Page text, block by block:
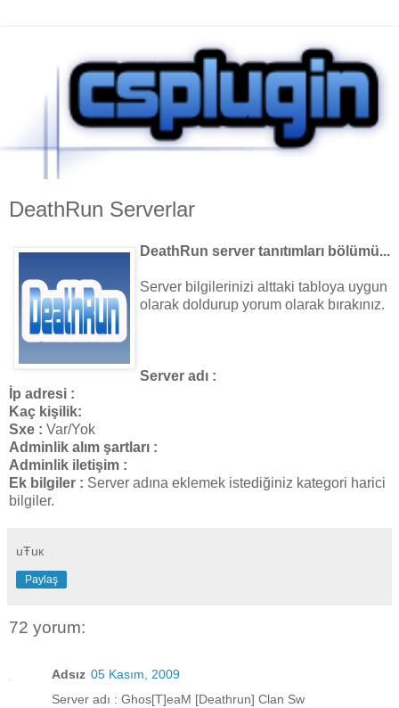
DeathRun Serverlar
DeathRun server tanıtımları bölümü...
Server bilgilerinizi alttaki tabloya uygun
olarak doldurup yorum olarak bırakınız.
Server adı :
İp adresi :
Kaç kişilik:
Sxe : Var/Yok
Adminlik alım şartları :
Adminlik iletişim :
Ek bilgiler : Server adına eklemek istediğiniz kategori harici
bilgiler.
uŦuк
Paylaş
72 yorum:
Adsız 05 Kasım, 2009
Server adı : Ghos[T]eaM [Deathrun] Clan Sw